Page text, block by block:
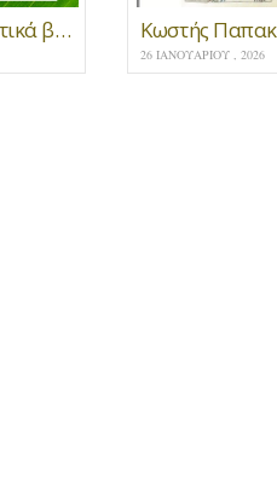
Τρία νέα ποιητικά βιβλία του Τόλη Νικηφόρου
26 ΙΑΝΟΥΑΡΊΟΥ , 2026